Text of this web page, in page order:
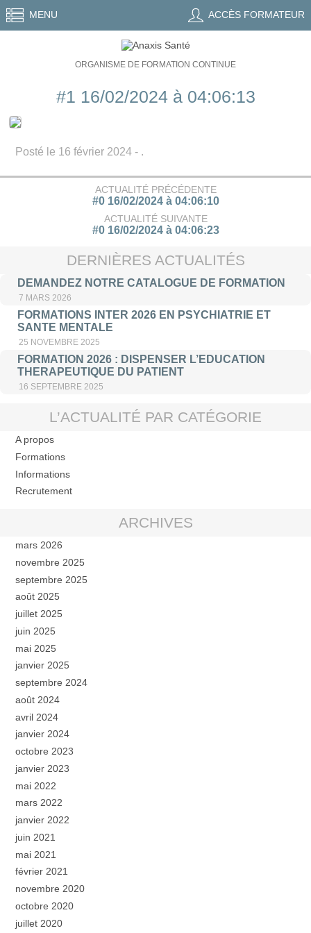
MENU ACCÈS FORMATEUR
ORGANISME DE FORMATION CONTINUE
#1 16/02/2024 à 04:06:13
Posté le 16 février 2024 - .
ACTUALITÉ PRÉCÉDENTE
#0 16/02/2024 à 04:06:10
ACTUALITÉ SUIVANTE
#0 16/02/2024 à 04:06:23
DERNIÈRES ACTUALITÉS
DEMANDEZ NOTRE CATALOGUE DE FORMATION
7 MARS 2026
FORMATIONS INTER 2026 EN PSYCHIATRIE ET
SANTE MENTALE
25 NOVEMBRE 2025
FORMATION 2026 : DISPENSER L’EDUCATION
THERAPEUTIQUE DU PATIENT
16 SEPTEMBRE 2025
L’ACTUALITÉ PAR CATÉGORIE
A propos
Formations
Informations
Recrutement
ARCHIVES
mars 2026
novembre 2025
septembre 2025
août 2025
juillet 2025
juin 2025
mai 2025
janvier 2025
septembre 2024
août 2024
avril 2024
janvier 2024
octobre 2023
janvier 2023
mai 2022
mars 2022
janvier 2022
juin 2021
mai 2021
février 2021
novembre 2020
octobre 2020
juillet 2020